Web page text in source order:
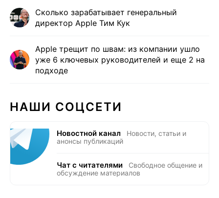
Сколько зарабатывает генеральный
директор Apple Тим Кук
Apple трещит по швам: из компании ушло
уже 6 ключевых руководителей и еще 2 на
подходе
НАШИ СОЦСЕТИ
Новостной канал
Новости, статьи и
анонсы публикаций
Чат с читателями
Свободное общение и
обсуждение материалов